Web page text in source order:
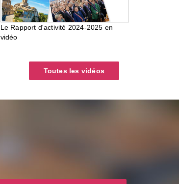
Le Rapport d'activité 2024-2025 en
vidéo
Toutes les vidéos